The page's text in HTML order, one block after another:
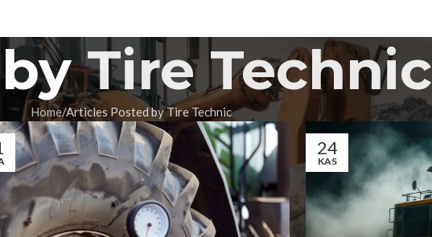
byTire Technic
Home Articles Posted by Tire Technic
24
KAS